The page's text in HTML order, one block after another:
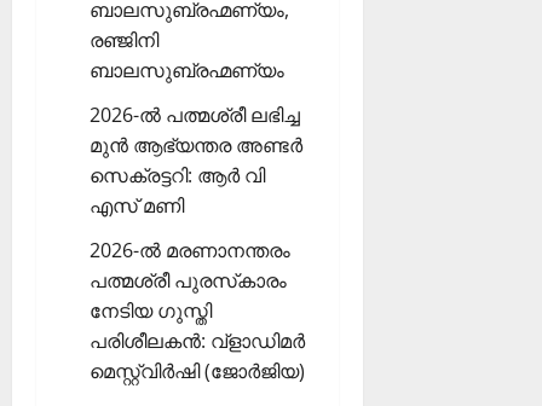
ബാലസുബ്രഹ്മണ്യം,
രഞ്ജിനി
ബാലസുബ്രഹ്മണ്യം
2026-ല്‍ പത്മശ്രീ ലഭിച്ച
മുന്‍ ആഭ്യന്തര അണ്ടര്‍
സെക്രട്ടറി: ആര്‍ വി
എസ് മണി
2026-ല്‍ മരണാനന്തരം
പത്മശ്രീ പുരസ്‌കാരം
നേടിയ ഗുസ്തി
പരിശീലകന്‍: വ്‌ളാഡിമര്‍
മെസ്റ്റ്വിര്‍ഷി (ജോര്‍ജിയ)